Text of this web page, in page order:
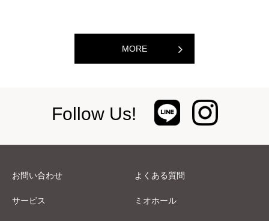
MORE
Follow Us!
お問い合わせ よくある質問
サービス ミオホール